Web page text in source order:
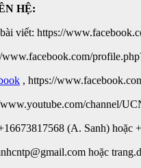
HỆ:
viết: https://
, https://
channel/
(A. Sanh) hoặc
hoặc